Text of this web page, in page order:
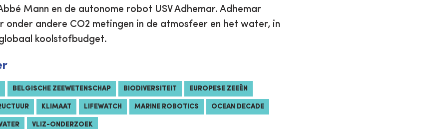
Mann en de autonome robot USV Adhemar. Adhemar
andere CO2 metingen in de atmosfeer en het water, in
koolstofbudget.
BELGISCHE ZEEWETENSCHAP BIODIVERSITEIT EUROPESE ZEEËN
KLIMAAT LIFEWATCH MARINE ROBOTICS OCEAN DECADE
VLIZ-ONDERZOEK